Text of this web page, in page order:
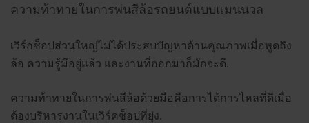
ความท้าทายในการพ่นสีล้อรถยนต์แบบแมนนวล
เวิร์กช็อปส่วนใหญ่ไม่ได้ประสบปัญหาด้านคุณภาพเมื่อพูดถึง
ล้อ ความรู้มีอยู่แล้ว และงานที่ออกมาก็มักจะดี.
ความท้าทายในการพ่นสีล้อด้วยมือคือการได้การไหลที่ดีเมื่อ
ต้องบริหารงานในเวิร์คช็อปที่ยุ่ง.